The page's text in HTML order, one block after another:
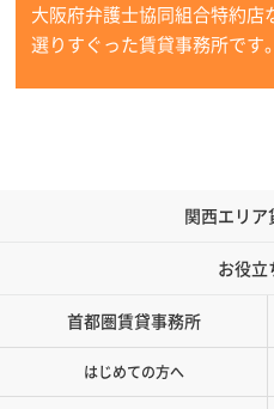
大阪府弁護士協同組合特約店
選りすぐった賃貸事務所です。
関西エリ
お役立
首都圏賃貸事務所
はじめての方へ